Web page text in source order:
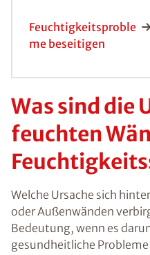
Ursachen von
Feuchtigkeitsschäd
Feuchtigkeitsproble
me beseitigen
Was sind die
von feuchten